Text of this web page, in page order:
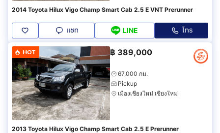
2014 Toyota Hilux Vigo Champ Smart Cab 2.5 E VNT Prerunner
แชท LINE โทร
HOT ฿ 389,000
67,000 กม.
Pickup
เมืองเชียงใหม่ เชียงใหม่
2013 Toyota Hilux Vigo Champ Smart Cab 2.5 E Prerunner